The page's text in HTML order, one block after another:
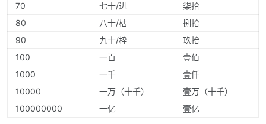
70
七十/进
柒拾
80
八十/枯
捌拾
90
九十/枠
玖拾
100
一百
壹佰
1000
一千
壹仟
10000
一万（十千）
壹万（十千）
100000000
一亿 壹亿